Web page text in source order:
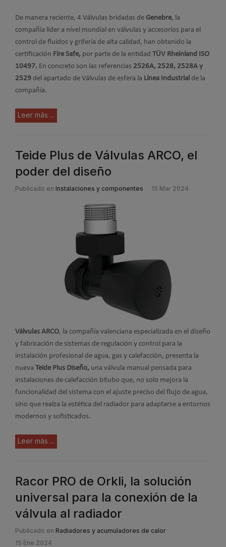
De manera reciente, 4 Válvulas bridadas de Genebre, la
compañía líder a nivel mundial en válvulas y accesorios para el
control de fluidos y grifería de alta calidad, han obtenido la
certificación Fire Safe, por parte de la entidad TÜV Rheinland ISO
10497. En concreto son las referencias 2526A, 2528, 2528A y
2529 del apartado de Válvulas de esfera la Línea Industrial de la
compañía.
Leer más ...
Teide Plus de Válvulas ARCO, el
poder del diseño
Publicado en Instalaciones y componentes 15 Mar 2024
Válvulas ARCO, la compañía valenciana especializada en el diseño
y fabricación de sistemas de regulación y control para la
instalación profesional de agua, gas y calefacción, presenta la
nueva Teide Plus Diseño, una válvula manual pensada para
instalaciones de calefacción bitubo que, no solo mejora la
funcionalidad del sistema con el ajuste preciso del flujo de agua,
sino que realza la estética del radiador para adaptarse a entornos
modernos y sofisticados.
Leer más ...
Racor PRO de Orkli, la solución
universal para la conexión de la
válvula al radiador
Publicado en Radiadores y acumuladores de calor
15 Ene 2024